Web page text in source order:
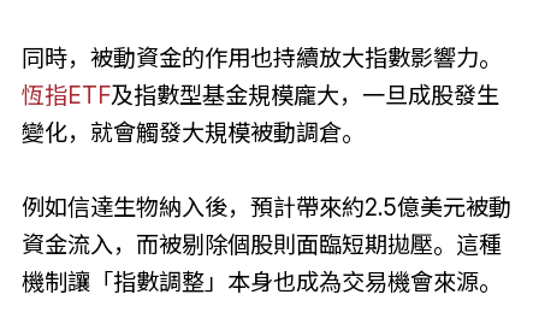
同時，被動資金的作用也持續放大指數影響力。
恆指ETF及指數型基金規模龐大，一旦成股發生
變化，就會觸發大規模被動調倉。
例如信達生物納入後，預計帶來約2.5億美元被動
資金流入，而被剔除個股則面臨短期拋壓。這種
機制讓「指數調整」本身也成為交易機會來源。